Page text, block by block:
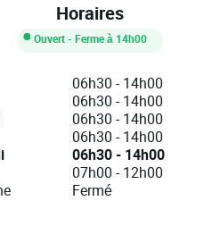
Horaires
Ouvert- Ferme à 14h00
Week Hours06h30 -14h00
06h30 -14h00
06h30 -14h00
06h30 -14h00
06h30- 14h00
07h00 -12h00
Fermé